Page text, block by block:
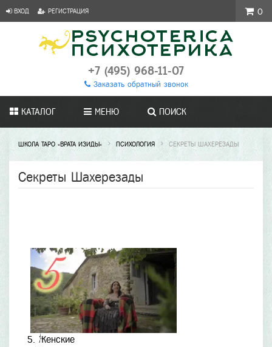
ВХОД РЕГИСТРАЦИЯ
+7 (495) 968-11-07
Заказать обратный звонок
КАТАЛОГ МЕНЮ ПОИСК
ШКОЛА ТАРО «ВРАТА ИЗИДЫ» ПСИХОЛОГИЯ СЕКРЕТЫ ШАХЕРЕЗАДЫ
Секреты Шахерезады
5. Женские
0